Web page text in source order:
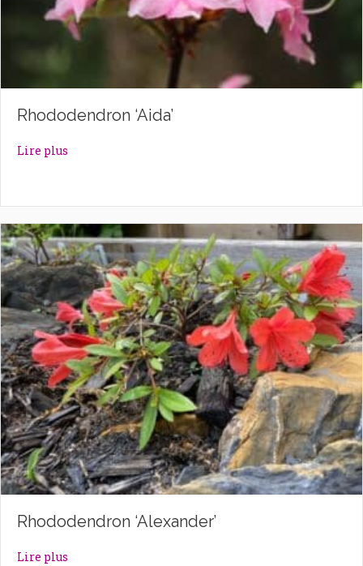
Rhododendron ‘Aida’
Lire plus
Rhododendron ‘Alexander’
Lire plus